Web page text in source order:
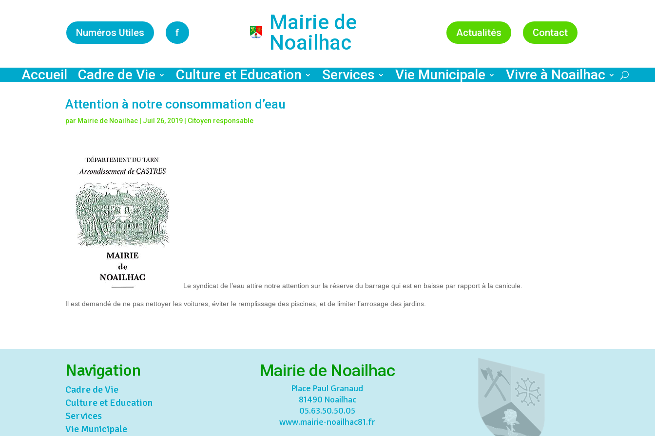
Numéros Utiles f
Mairie de
Noailhac
Actualités Contact
Accueil Cadre de Vie Culture et Education Services Vie Municipale Vivre à Noailhac
Attention à notre consommation d’eau
par Mairie de Noailhac Juil 26, 2019 Citoyen responsable
Le syndicat de l’eau attire notre attention sur la réserve du barrage qui est en baisse par rapport à la canicule.
Il est demandé de ne pas nettoyer les voitures, éviter le remplissage des piscines, et de limiter l’arrosage des jardins.
Navigation
Cadre de Vie
Culture et Education
Services
Vie Municipale
Mairie de Noailhac
Place Paul Granaud
81490 Noailhac
05.63.50.50.05
www.mairie-noailhac81.fr